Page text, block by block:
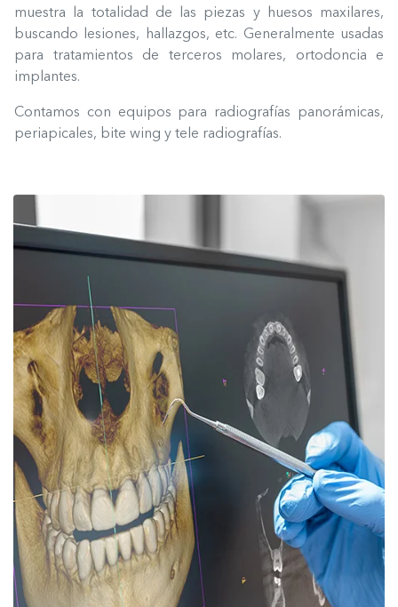
muestra la totalidad de las piezas y huesos maxilares,
buscando lesiones, hallazgos, etc. Generalmente usadas
para tratamientos de terceros molares, ortodoncia e
implantes.
Contamos con equipos para radiografías panorámicas,
periapicales, bite wing y tele radiografías.